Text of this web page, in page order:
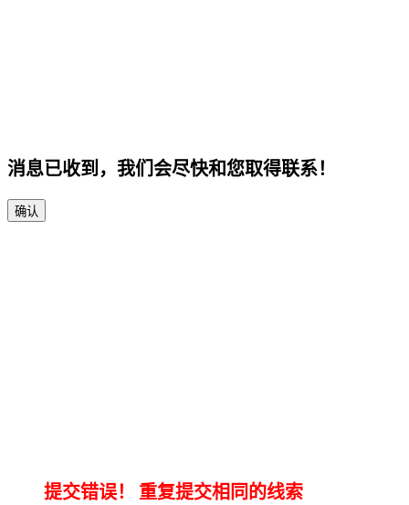
消息已收到，我们会尽快和您取得联系！
确认
提交错误！ 重复提交相同的线索